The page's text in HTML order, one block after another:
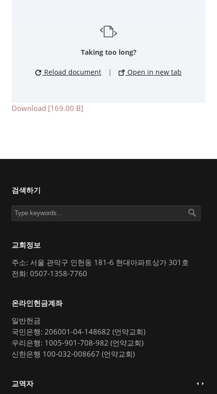
Taking too long?
Reload document | Open in new tab
Download [169.00 B]
검색하기
교회정보
주소: 서울 관악구 인헌동 181-6 현대아파트상가 301호
전화: 0507-1358-7760
온라인헌금계좌
일반헌금
국민은행: 206001-04-148682 (언약교회)
우리은행: 1005-901-708-982 (언약교회)
신한은행 100-032-008667 (언약교회)
교역자